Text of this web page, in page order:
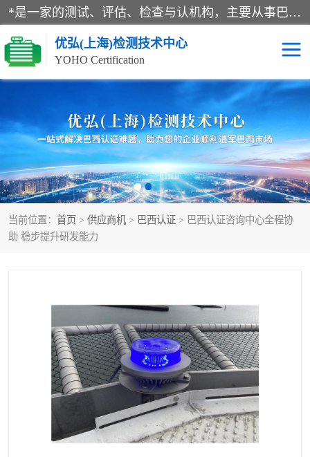
*是一家的测试、评估、检查与认机构，主要从事巴西NR10认证、NR12认证、NR13认证；ANATEL认证、INMTRO认证，欧盟CE认证：MD认证，PED认证，MID认证，ATEX认证，德国蓝色天使认证。
优弘(上海)检测技术中心
YOHO Certification
当前位置： 首页 > 供应商机 > 巴西认证 > 巴西认证咨询中心全程协
助 稳步提升研发能力
RECYCLASS认证 NR10认证
NR12认证 NR13认证
ART认证 巴西NR认证
巴西认证 RETIE认证